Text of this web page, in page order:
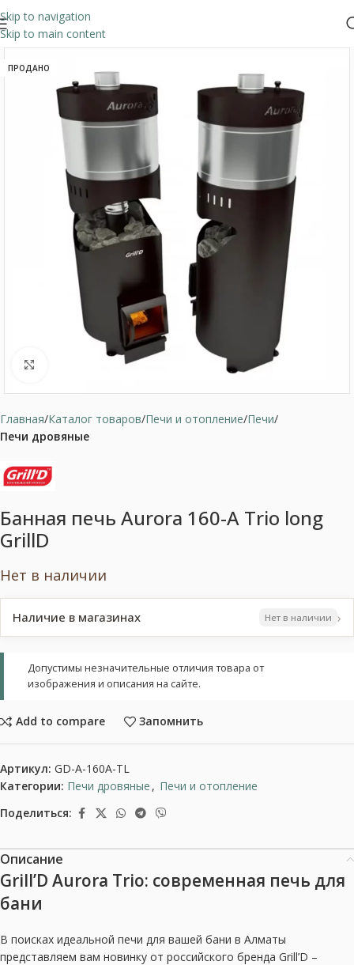
Skip to navigation
Skip to main content
ПРОДАНО
Нажмите, чтобы увеличить
Главная Каталог товаров Печи и отопление Печи
Печи дровяные
Банная печь Aurora 160-А Trio long
GrillD
Нет в наличии
Наличие в магазинах Нет в наличии ›
Допустимы незначительные отличия товара от
изображения и описания на сайте.
Add to compare Запомнить
Артикул: GD-A-160A-TL
Категории: Печи дровяные , Печи и отопление
Поделиться:
Описание
Grill’D Aurora Trio: cовременная печь для
бани
В поисках идеальной печи для вашей бани в Алматы
представляем вам новинку от российского бренда Grill’D –